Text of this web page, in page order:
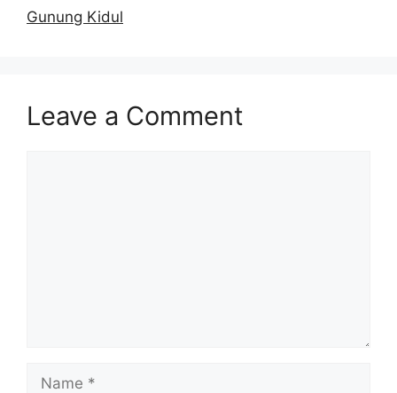
Gunung Kidul
Leave a Comment